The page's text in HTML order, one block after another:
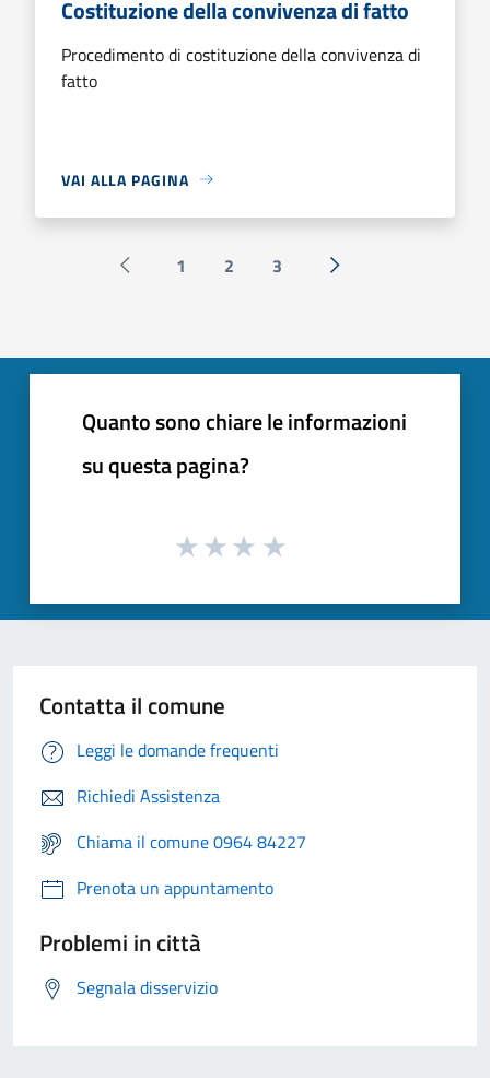
Costituzione della convivenza di fatto
Procedimento di costituzione della convivenza di
fatto
VAI ALLA PAGINA
Pagina precedente
1 2 3 Successiva »
Quanto sono chiare le informazioni
su questa pagina?
Contatta il comune
Leggi le domande frequenti
Richiedi Assistenza
Chiama il comune 0964 84227
Prenota un appuntamento
Problemi in città
Segnala disservizio